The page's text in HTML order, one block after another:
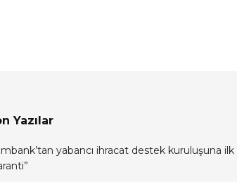
Yazılar
yabancı ihracat destek kuruluşuna ilk